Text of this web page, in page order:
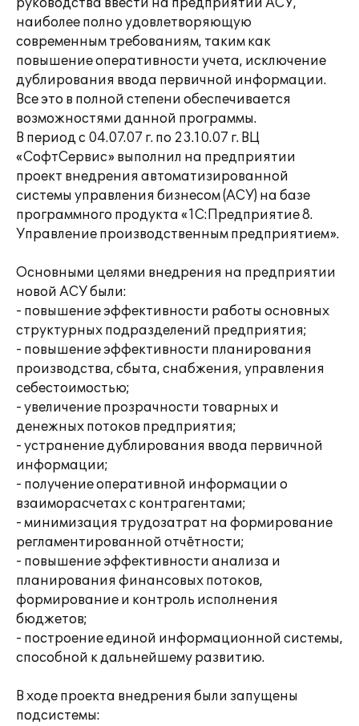
руководства ввести на предприятии АСУ,
наиболее полно удовлетворяющую
современным требованиям, таким как
повышение оперативности учета, исключение
дублирования ввода первичной информации.
Все это в полной степени обеспечивается
возможностями данной программы.
В период с 04.07.07 г. по 23.10.07 г. ВЦ
«СофтСервис» выполнил на предприятии
проект внедрения автоматизированной
системы управления бизнесом (АСУ) на базе
программного продукта «1С:Предприятие 8.
Управление производственным предприятием».
Основными целями внедрения на предприятии
новой АСУ были:
- повышение эффективности работы основных
структурных подразделений предприятия;
- повышение эффективности планирования
производства, сбыта, снабжения, управления
себестоимостью;
- увеличение прозрачности товарных и
денежных потоков предприятия;
- устранение дублирования ввода первичной
информации;
- получение оперативной информации о
взаиморасчетах с контрагентами;
- минимизация трудозатрат на формирование
регламентированной отчётности;
- повышение эффективности анализа и
планирования финансовых потоков,
формирование и контроль исполнения
бюджетов;
- построение единой информационной системы,
способной к дальнейшему развитию.
В ходе проекта внедрения были запущены
подсистемы: